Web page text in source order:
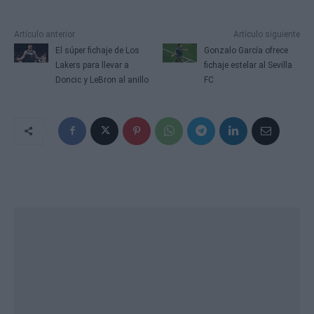
Artículo anterior
El súper fichaje de Los
Lakers para llevar a
Doncic y LeBron al anillo
Artículo siguiente
Gonzalo García ofrece
fichaje estelar al Sevilla
FC